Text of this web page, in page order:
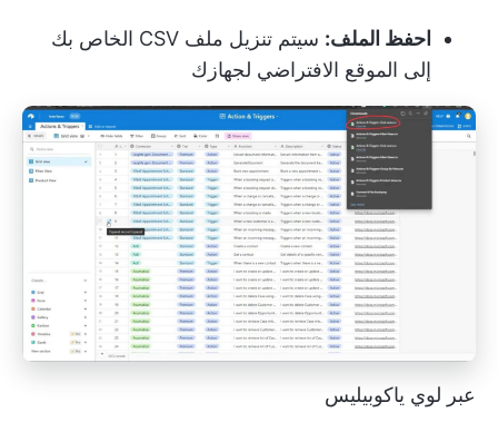
احفظ الملف:
سيتم تنزيل ملف CSV الخاص بك
إلى الموقع الافتراضي لجهازك
عبر لوي ياكوبيليس